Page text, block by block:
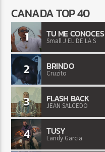
CANADA TOP 40
1 TU ME CONOCES
Small J EL DE LA S
2 BRINDO
Cruzito
3 FLASH BACK
JEAN SALCEDO
4 TUSY
Landy Garcia